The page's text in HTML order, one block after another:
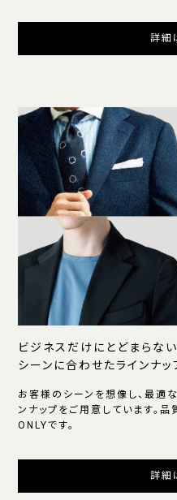
詳細
ビジネスだけにとどまらない
シーンに合わせたラインナッ
お客様のシーンを想像し、最適
ンナップをご用意しています。
ONLYです。
詳細